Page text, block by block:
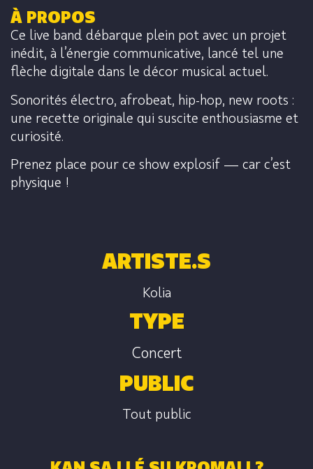
À PROPOS
Ce live band débarque plein pot avec un projet
inédit, à l’énergie communicative, lancé tel une
flèche digitale dans le décor musical actuel.
Sonorités électro, afrobeat, hip-hop, new roots :
une recette originale qui suscite enthousiasme et
curiosité.
Prenez place pour ce show explosif — car c’est
physique !
ARTISTE.S
Kolia
TYPE
Concert
PUBLIC
Tout public